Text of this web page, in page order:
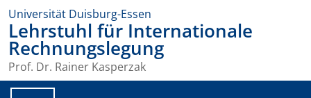
Universität Duisburg-Essen
Lehrstuhl für Internationale
Rechnungslegung
Prof. Dr. Rainer Kasperzak